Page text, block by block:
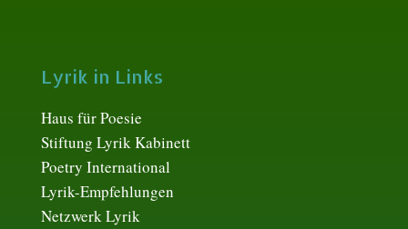
Lyrik in Links
Haus für Poesie
Stiftung Lyrik Kabinett
Poetry International
Lyrik-Empfehlungen
Netzwerk Lyrik